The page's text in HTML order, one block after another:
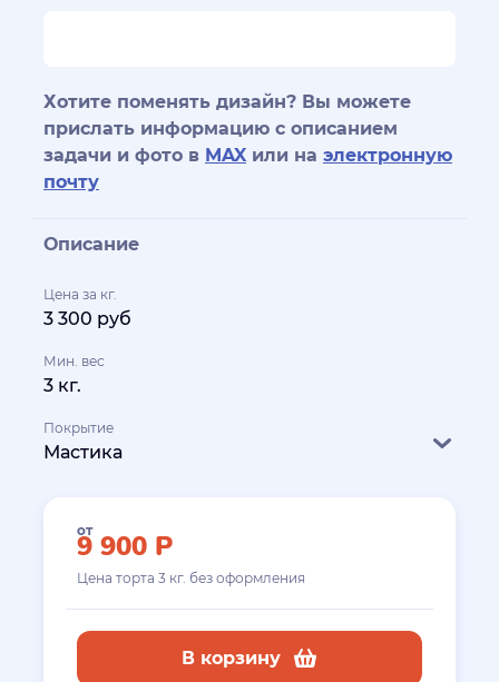
Хотите поменять дизайн? Вы можете
прислать информацию с описанием
задачи и фото в MAX или на электронную
почту
Описание
Цена за кг.
3 300 руб
Мин. вес
3 кг.
Покрытие
Мастика
от
9 900 Р
Цена торта 3 кг. без оформления
В корзину